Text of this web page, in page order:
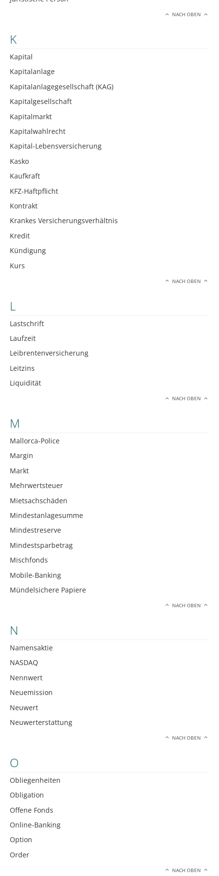
NACH OBEN
K
Kapital
Kapitalanlage
Kapitalanlagegesellschaft (KAG)
Kapitalgesellschaft
Kapitalmarkt
Kapitalwahlrecht
Kapital-Lebensversicherung
Kasko
Kaufkraft
KFZ-Haftpflicht
Kontrakt
Krankes Versicherungsverhältnis
Kredit
Kündigung
Kurs
NACH OBEN
L
Lastschrift
Laufzeit
Leibrentenversicherung
Leitzins
Liquidität
NACH OBEN
M
Mallorca-Police
Margin
Markt
Mehrwertsteuer
Mietsachschäden
Mindestanlagesumme
Mindestreserve
Mindestsparbetrag
Mischfonds
Mobile-Banking
Mündelsichere Papiere
NACH OBEN
N
Namensaktie
NASDAQ
Nennwert
Neuemission
Neuwert
Neuwerterstattung
NACH OBEN
O
Obliegenheiten
Obligation
Offene Fonds
Online-Banking
Option
Order
NACH OBEN